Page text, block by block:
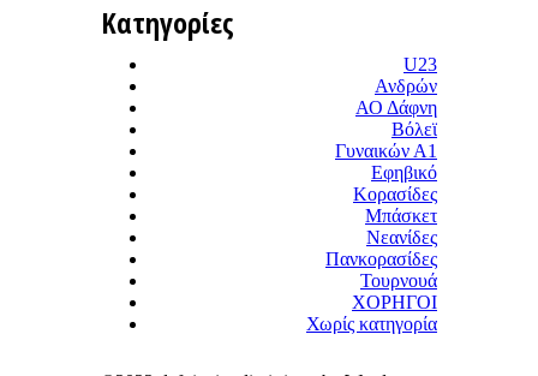
Κατηγορίες
U23
Ανδρών
ΑΟ Δάφνη
Βόλεϊ
Γυναικών Α1
Εφηβικό
Κορασίδες
Μπάσκετ
Νεανίδες
Πανκορασίδες
Τουρνουά
ΧΟΡΗΓΟΙ
Χωρίς κατηγορία